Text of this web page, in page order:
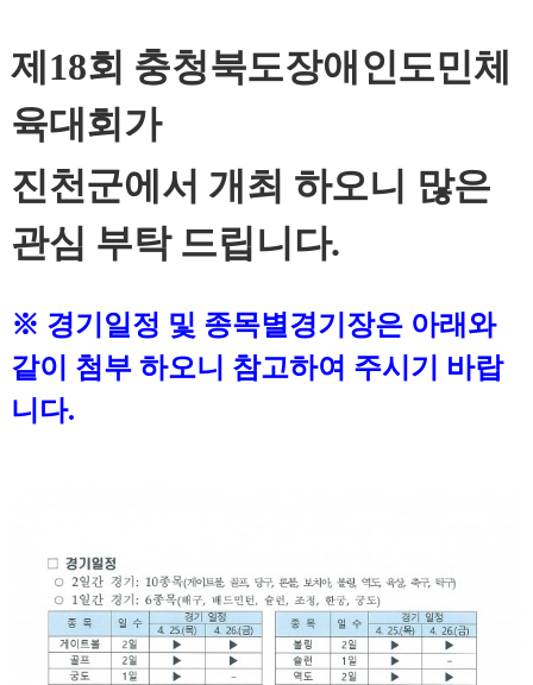
제18회 충청북도장애인도민체
육대회가
진천군에서 개최 하오니 많은
관심 부탁 드립니다.
※ 경기일정 및 종목별경기장은 아래와
같이 첨부 하오니 참고하여 주시기 바랍
니다.